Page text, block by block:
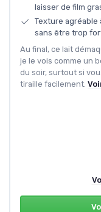
laisser de film
Texture agréable
sans être trop
Au final, ce lait
je le vois comme un
du soir, surtout si
tiraille facilement.